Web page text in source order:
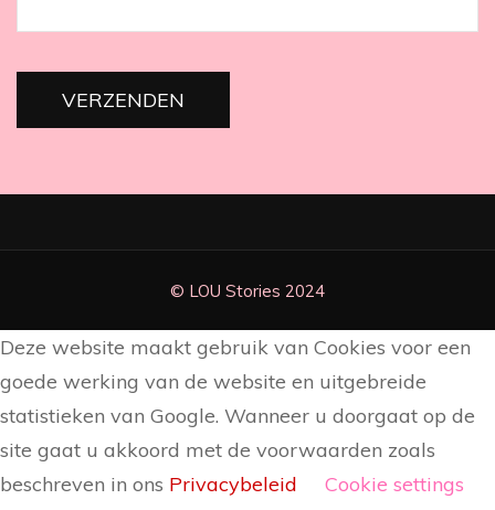
Deze website maakt gebruik van Cookies voor een
goede werking van de website en uitgebreide
statistieken van Google. Wanneer u doorgaat op de
site gaat u akkoord met de voorwaarden zoals
beschreven in ons Privacybeleid
Cookie settings